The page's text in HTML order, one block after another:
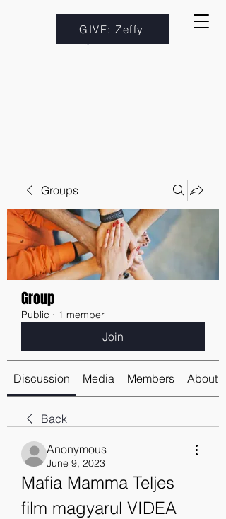
GIVE: Zeffy
Groups
Group
Public · 1 member
Join
Discussion Media Members About
Back
Anonymous
June 9, 2023
Mafia Mamma Teljes
film magyarul VIDEA